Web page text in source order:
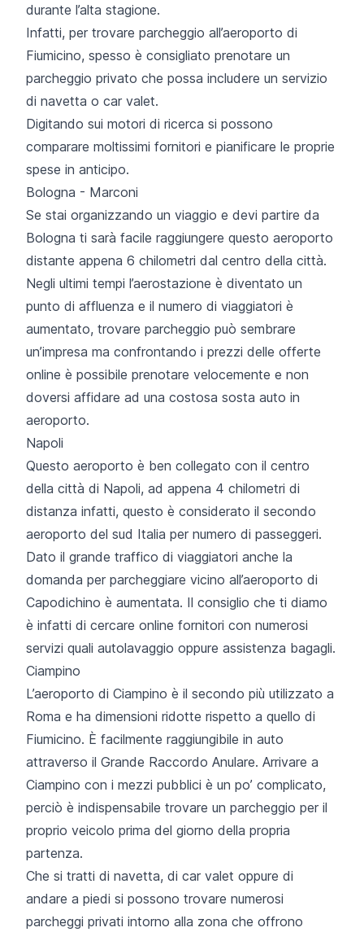
durante l’alta stagione.
Infatti, per trovare parcheggio all’aeroporto di
Fiumicino, spesso è consigliato prenotare un
parcheggio privato che possa includere un servizio
di navetta o car valet.
Digitando sui motori di ricerca si possono
comparare moltissimi fornitori e pianificare le proprie
spese in anticipo.
Bologna - Marconi
Se stai organizzando un viaggio e devi partire da
Bologna ti sarà facile raggiungere questo aeroporto
distante appena 6 chilometri dal centro della città.
Negli ultimi tempi l’aerostazione è diventato un
punto di affluenza e il numero di viaggiatori è
aumentato, trovare parcheggio può sembrare
un’impresa ma confrontando i prezzi delle offerte
online è possibile prenotare velocemente e non
doversi affidare ad una costosa sosta auto in
aeroporto.
Napoli
Questo aeroporto è ben collegato con il centro
della città di Napoli, ad appena 4 chilometri di
distanza infatti, questo è considerato il secondo
aeroporto del sud Italia per numero di passeggeri.
Dato il grande traffico di viaggiatori anche la
domanda per parcheggiare vicino all’aeroporto di
Capodichino è aumentata. Il consiglio che ti diamo
è infatti di cercare online fornitori con numerosi
servizi quali autolavaggio oppure assistenza bagagli.
Ciampino
L’aeroporto di Ciampino è il secondo più utilizzato a
Roma e ha dimensioni ridotte rispetto a quello di
Fiumicino. È facilmente raggiungibile in auto
attraverso il Grande Raccordo Anulare. Arrivare a
Ciampino con i mezzi pubblici è un po’ complicato,
perciò è indispensabile trovare un parcheggio per il
proprio veicolo prima del giorno della propria
partenza.
Che si tratti di navetta, di car valet oppure di
andare a piedi si possono trovare numerosi
parcheggi privati intorno alla zona che offrono